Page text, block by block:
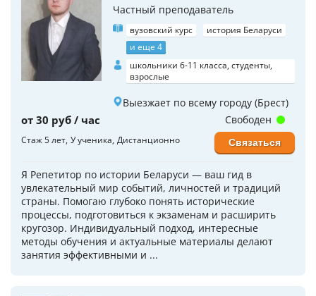
Частный преподаватель
вузовский курс
история Беларуси
и еще 4
школьники 6-11 класса, студенты,
взрослые
Выезжает по всему городу (Брест)
от 30 руб / час
Стаж 5 лет У ученика Дистанционно
Я Репетитор по истории Беларуси — ваш гид в
увлекательный мир событий, личностей и традиций
страны. Помогаю глубоко понять исторические
процессы, подготовиться к экзаменам и расширить
кругозор. Индивидуальный подход, интересные
методы обучения и актуальные материалы делают
занятия эффективными и ...
Свободен
Связаться